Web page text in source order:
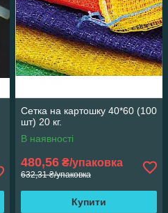
Сетка на картошку 40*60 (100
шт) 20 кг.
В наявності
480,56 ₴/упаковка
632,31 ₴/упаковка
Купити